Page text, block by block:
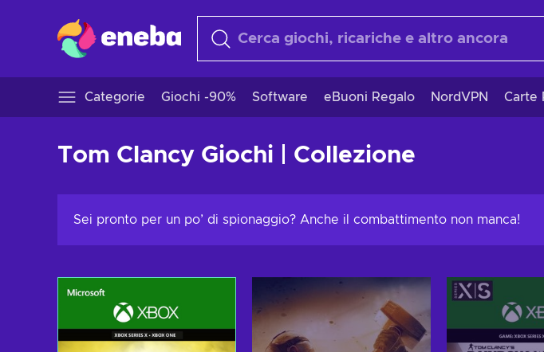
Categorie Giochi -90% Software eBuoni Regalo NordVPN Carte
Tom Clancy Giochi | Collezione
Sei pronto per un po’ di spionaggio? Anche il combattimento non manca!